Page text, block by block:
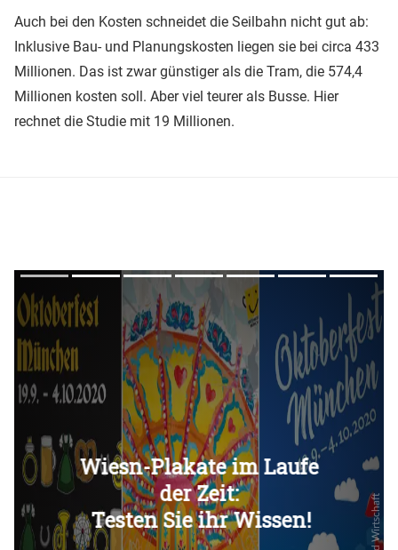
Auch bei den Kosten schneidet die Seilbahn nicht gut ab:
Inklusive Bau- und Planungskosten liegen sie bei circa 433
Millionen. Das ist zwar günstiger als die Tram, die 574,4
Millionen kosten soll. Aber viel teurer als Busse. Hier
rechnet die Studie mit 19 Millionen.
Überspringen
Überspringen